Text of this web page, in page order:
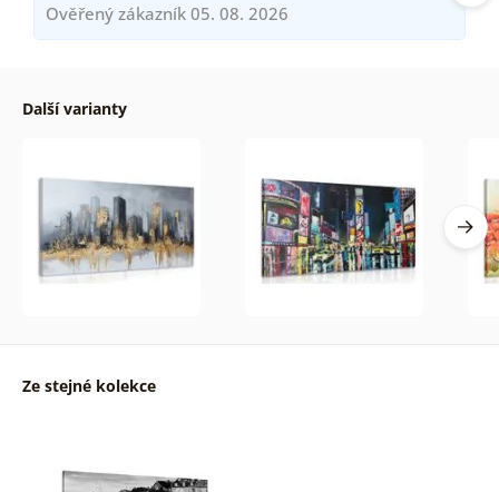
Ověřený zákazník 05. 08. 2026
Další varianty
Ze stejné kolekce